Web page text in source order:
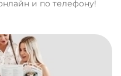
и по телефону!